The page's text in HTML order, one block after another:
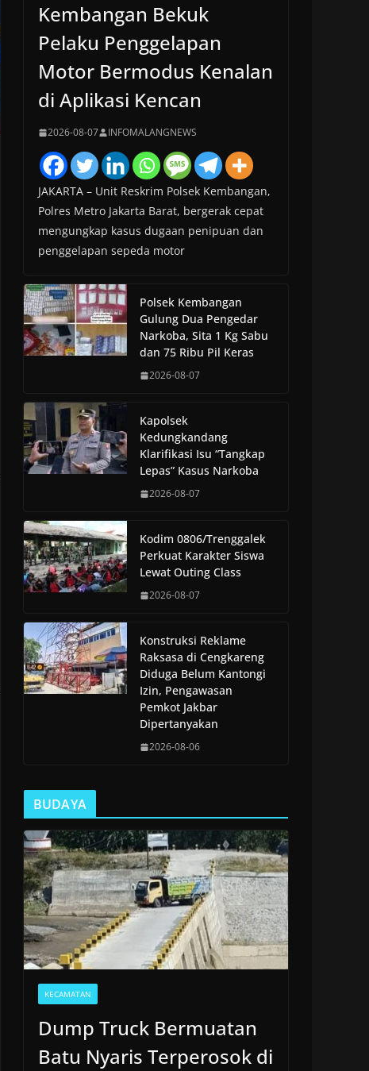
Kembangan Bekuk
Pelaku Penggelapan
Motor Bermodus Kenalan
di Aplikasi Kencan
2026-08-07 INFOMALANGNEWS
JAKARTA – Unit Reskrim Polsek Kembangan,
Polres Metro Jakarta Barat, bergerak cepat
mengungkap kasus dugaan penipuan dan
penggelapan sepeda motor
Polsek Kembangan
Gulung Dua Pengedar
Narkoba, Sita 1 Kg Sabu
dan 75 Ribu Pil Keras
2026-08-07
Kapolsek
Kedungkandang
Klarifikasi Isu “Tangkap
Lepas” Kasus Narkoba
2026-08-07
Kodim 0806/Trenggalek
Perkuat Karakter Siswa
Lewat Outing Class
2026-08-07
Konstruksi Reklame
Raksasa di Cengkareng
Diduga Belum Kantongi
Izin, Pengawasan
Pemkot Jakbar
Dipertanyakan
2026-08-06
BUDAYA
KECAMATAN
Dump Truck Bermuatan
Batu Nyaris Terperosok di